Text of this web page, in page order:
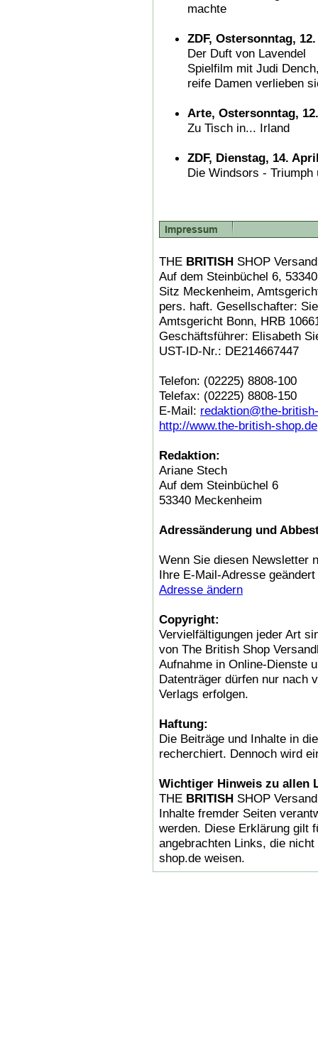
machte
ZDF, Ostersonntag,
Der Duft von Lavendel
Spielfilm mit Judi
reife Damen verlieben
Arte, Ostersonntag,
Zu Tisch in... Irland
ZDF, Dienstag, 14.
Die Windsors - Triumph
THE BRITISH SHOP
Auf dem Steinbüchel 6,
Sitz Meckenheim,
pers. haft. Gesellschafter:
Amtsgericht Bonn, HRB
Geschäftsführer: Elisabeth
UST-ID-Nr.: DE214667447
Telefon: (02225) 8808-100
Telefax: (02225) 8808-150
E-Mail: redaktion@the-
http://www.the-british-shop.de
Redaktion:
Ariane Stech
Auf dem Steinbüchel 6
53340 Meckenheim
Adressänderung und
Wenn Sie diesen Newsletter
Ihre E-Mail-Adresse
Adresse ändern
Copyright:
Vervielfältigungen jeder Art
von The British Shop
Aufnahme in Online-Dienste
Datenträger dürfen nur nach
Verlags erfolgen.
Haftung:
Die Beiträge und Inhalte in
recherchiert. Dennoch wird
Wichtiger Hinweis zu allen
THE BRITISH SHOP
Inhalte fremder Seiten
werden. Diese Erklärung gilt
angebrachten Links, die
shop.de weisen.